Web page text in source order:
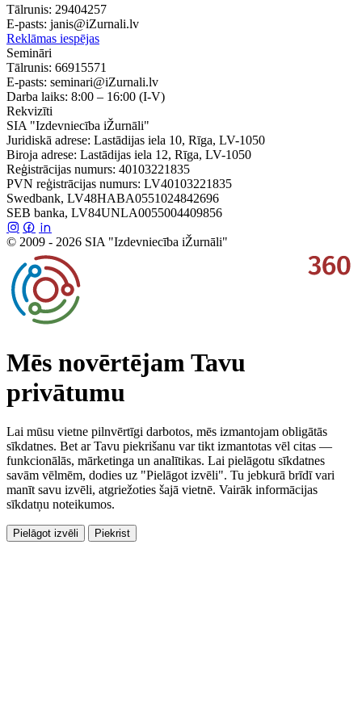
Tālrunis: 29404257
E-pasts: janis@iZurnali.lv
Reklāmas iespējas
Semināri
Tālrunis: 66915571
E-pasts: seminari@iZurnali.lv
Darba laiks: 8:00 – 16:00 (I-V)
Rekvizīti
SIA "Izdevniecība iŽurnāli"
Juridiskā adrese: Lastādijas iela 10, Rīga, LV-1050
Biroja adrese: Lastādijas iela 12, Rīga, LV-1050
Reģistrācijas numurs: 40103221835
PVN reģistrācijas numurs: LV40103221835
Swedbank, LV48HABA0551024842696
SEB banka, LV84UNLA0055004409856
© 2009 - 2026 SIA "Izdevniecība iŽurnāli"
Mēs novērtējam Tavu
privātumu
Lai mūsu vietne pilnvērtīgi darbotos, mēs izmantojam obligātās
sīkdatnes. Bet ar Tavu piekrišanu var tikt izmantotas vēl citas —
funkcionālās, mārketinga un analītikas. Lai pielāgotu sīkdatnes
savām vēlmēm, dodies uz "Pielāgot izvēli". Tu jebkurā brīdī vari
manīt savu izvēli, atgriežoties šajā vietnē. Vairāk informācijas
sīkdatņu noteikumos.
Pielāgot izvēli Piekrist